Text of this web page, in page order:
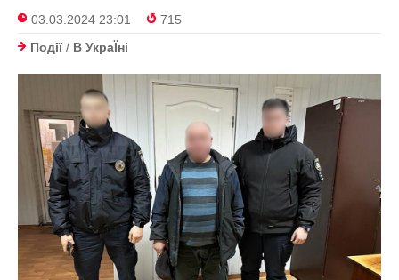
03.03.2024 23:01
715
Події/ В УкраЇнi